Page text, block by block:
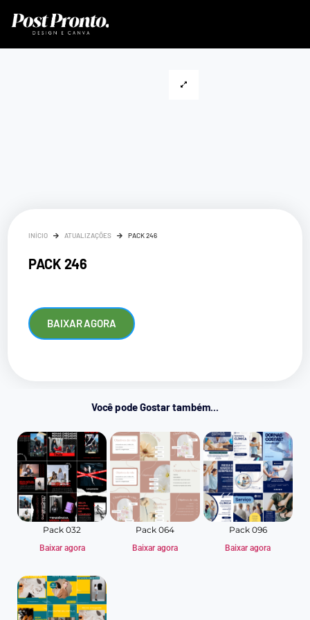
INÍCIO ATUALIZAÇÕES PACK 246
PACK 246
BAIXAR AGORA
Você pode Gostar também...
Pack 032
Baixar agora
Pack 064
Baixar agora
Pack 096
Baixar agora